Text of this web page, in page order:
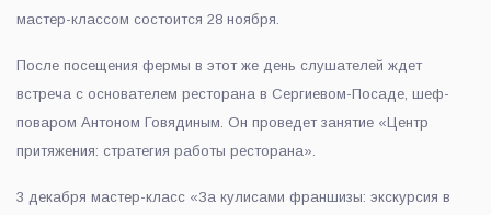
мастер-классом состоится 28 ноября.
После посещения фермы в этот же день слушателей ждет
встреча с основателем ресторана в Сергиевом-Посаде, шеф-
поваром Антоном Говядиным. Он проведет занятие «Центр
притяжения: стратегия работы ресторана».
3 декабря мастер-класс «За кулисами франшизы: экскурсия в